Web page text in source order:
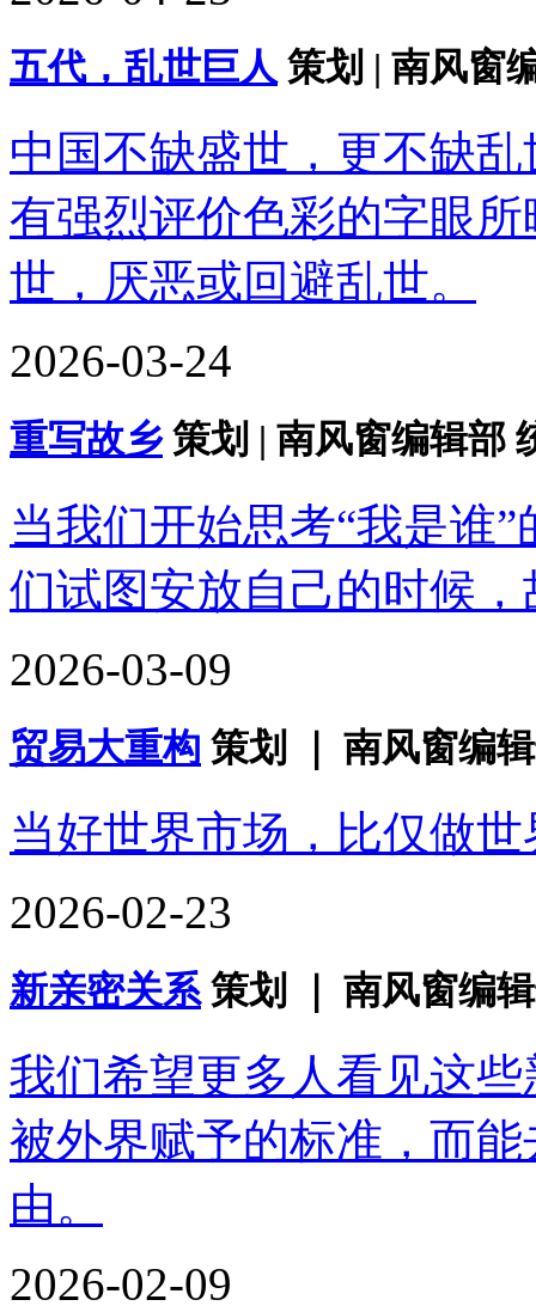
五代，乱世巨人 策划 | 南风窗
中国不缺盛世，更不缺乱
有强烈评价色彩的字眼
世，厌恶或回避乱世。
2026-03-24
重写故乡 策划 | 南风窗编辑部
当我们开始思考“我是谁
们试图安放自己的时候
2026-03-09
贸易大重构 策划 ｜ 南风窗编
当好世界市场，比仅做
2026-02-23
新亲密关系 策划 ｜ 南风窗编
我们希望更多人看见这
被外界赋予的标准，而
由。
2026-02-09